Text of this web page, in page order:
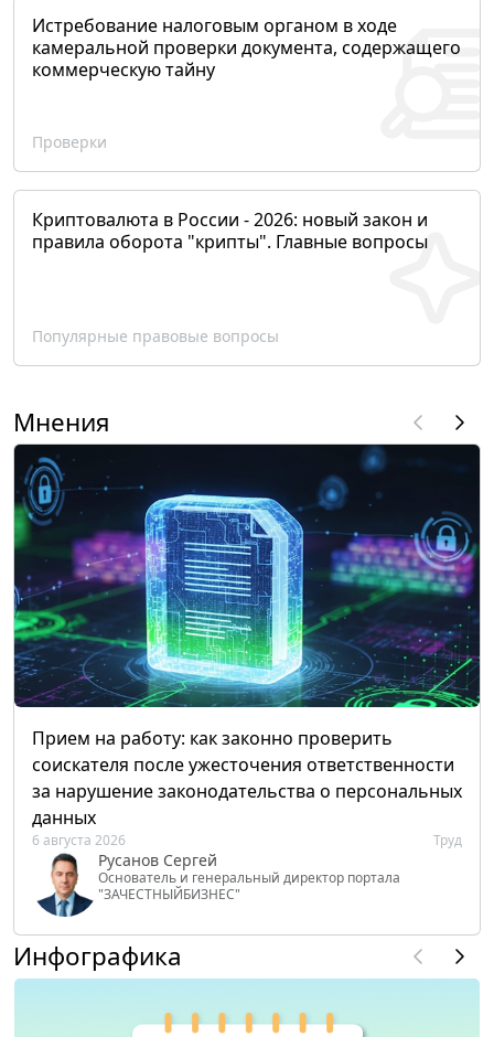
Истребование налоговым органом в ходе
камеральной проверки документа, содержащего
коммерческую тайну
Проверки
Криптовалюта в России - 2026: новый закон и
правила оборота "крипты". Главные вопросы
Популярные правовые вопросы
Мнения
Прием на работу: как законно проверить
соискателя после ужесточения ответственности
за нарушение законодательства о персональных
данных
6 августа 2026 Труд
Русанов Сергей
Основатель и генеральный директор портала
"ЗАЧЕСТНЫЙБИЗНЕС"
Инфографика